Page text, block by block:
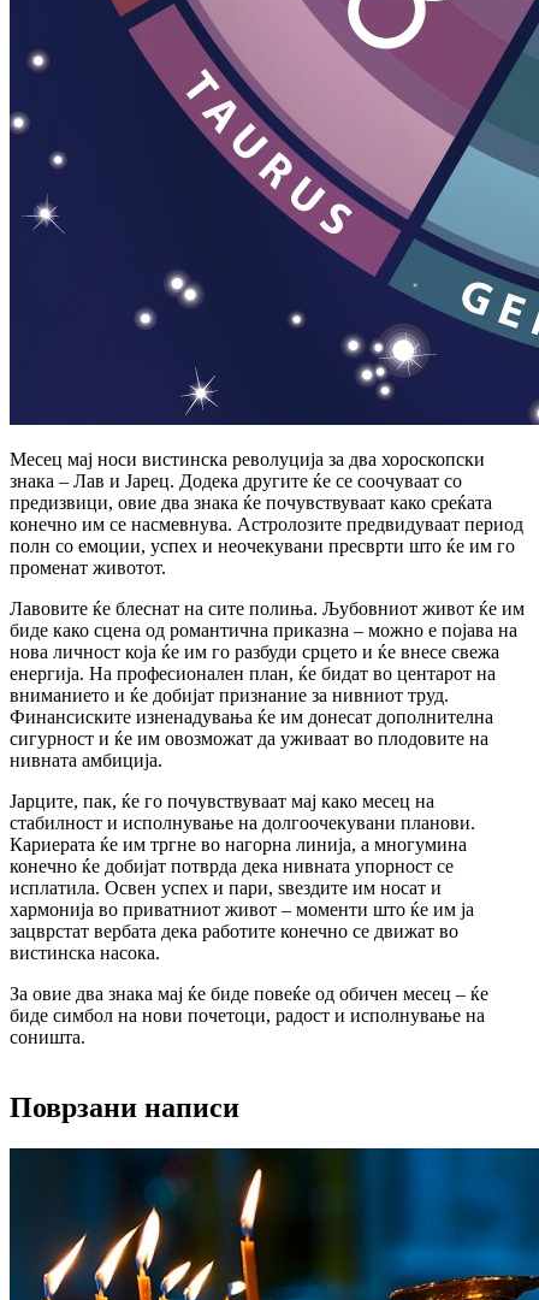
Месец мај носи вистинска револуција за два хороскопски
знака – Лав и Јарец. Додека другите ќе се соочуваат со
предизвици, овие два знака ќе почувствуваат како среќата
конечно им се насмевнува. Астролозите предвидуваат период
полн со емоции, успех и неочекувани пресврти што ќе им го
променат животот.
Лавовите ќе блеснат на сите полиња. Љубовниот живот ќе им
биде како сцена од романтична приказна – можно е појава на
нова личност која ќе им го разбуди срцето и ќе внесе свежа
енергија. На професионален план, ќе бидат во центарот на
вниманието и ќе добијат признание за нивниот труд.
Финансиските изненадувања ќе им донесат дополнителна
сигурност и ќе им овозможат да уживаат во плодовите на
нивната амбиција.
Јарците, пак, ќе го почувствуваат мај како месец на
стабилност и исполнување на долгоочекувани планови.
Кариерата ќе им тргне во нагорна линија, а многумина
конечно ќе добијат потврда дека нивната упорност се
исплатила. Освен успех и пари, ѕвездите им носат и
хармонија во приватниот живот – моменти што ќе им ја
зацврстат вербата дека работите конечно се движат во
вистинска насока.
За овие два знака мај ќе биде повеќе од обичен месец – ќе
биде симбол на нови почетоци, радост и исполнување на
соништа.
Поврзани написи